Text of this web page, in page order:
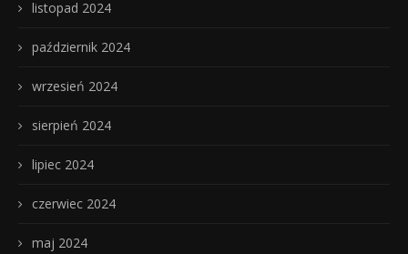
listopad 2024
październik 2024
wrzesień 2024
sierpień 2024
lipiec 2024
czerwiec 2024
maj 2024